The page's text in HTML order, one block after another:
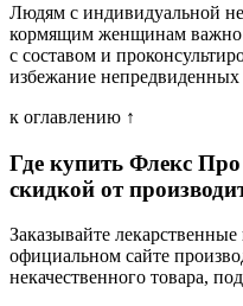
Людям с индивидуальной
кормящим женщинам важно
с составом и
избежание непредвиденных
к оглавлению ↑
Где купить Флекс
скидкой от
Заказывайте
официальном сайте
некачественного товара,